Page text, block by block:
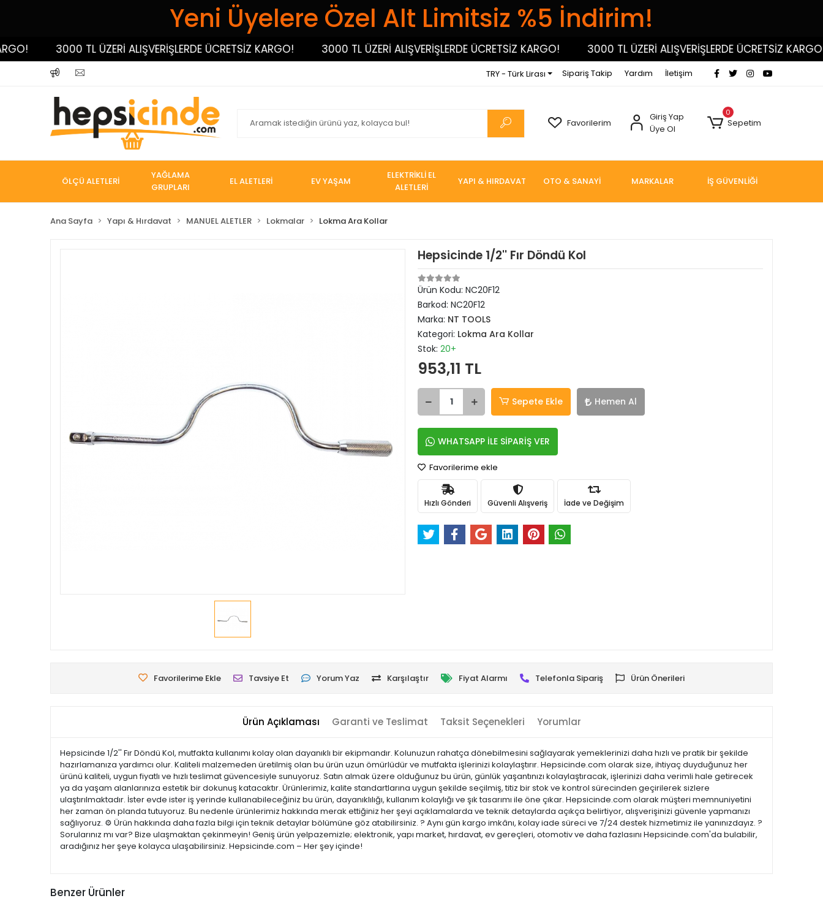
Yeni Üyelere Özel Alt Limitsiz %5 İndirim!
3000 TL ÜZERİ ALIŞVERİŞLERDE ÜCRETSİZ KARGO! 3000 TL ÜZERİ ALIŞVERİŞLERDE ÜCRETSİZ KARGO! 3000 TL ÜZERİ ALIŞVERİŞLERDE ÜCRETSİZ KARGO!
TRY - Türk Lirası Sipariş Takip Yardım İletişim
Favorilerim
Giriş Yap
Üye Ol
0
Sepetim
ÖLÇÜ ALETLERİ
YAĞLAMA
GRUPLARI
EL ALETLERİ EV YAŞAM
ELEKTRİKLİ EL
ALETLERİ
YAPI & HIRDAVAT OTO & SANAYİ MARKALAR İŞ GÜVENLİĞİ
Ana Sayfa Yapı & Hırdavat MANUEL ALETLER Lokmalar Lokma Ara Kollar
Hepsicinde 1/2'' Fır Döndü Kol
Ürün Kodu: NC20F12
Barkod: NC20F12
Marka: NT TOOLS
Kategori: Lokma Ara Kollar
Stok: 20+
953,11 TL
Sepete Ekle Hemen Al
WHATSAPP İLE SİPARİŞ VER
Favorilerime ekle
Hızlı Gönderi Güvenli Alışveriş İade ve Değişim
Favorilerime Ekle Tavsiye Et Yorum Yaz Karşılaştır Fiyat Alarmı Telefonla Sipariş Ürün Önerileri
Ürün Açıklaması Garanti ve Teslimat Taksit Seçenekleri Yorumlar
Hepsicinde 1/2'' Fır Döndü Kol, mutfakta kullanımı kolay olan dayanıklı bir ekipmandır. Kolunuzun rahatça dönebilmesini sağlayarak yemeklerinizi daha hızlı ve pratik bir şekilde
hazırlamanıza yardımcı olur. Kaliteli malzemeden üretilmiş olan bu ürün uzun ömürlüdür ve mutfakta işlerinizi kolaylaştırır. Hepsicinde.com olarak size, ihtiyaç duyduğunuz her
ürünü kaliteli, uygun fiyatlı ve hızlı teslimat güvencesiyle sunuyoruz. Satın almak üzere olduğunuz bu ürün, günlük yaşantınızı kolaylaştıracak, işlerinizi daha verimli hale getirecek
ya da yaşam alanlarınıza estetik bir dokunuş katacaktır. Ürünlerimiz, kalite standartlarına uygun şekilde seçilmiş, titiz bir stok ve kontrol sürecinden geçirilerek sizlere
ulaştırılmaktadır. İster evde ister iş yerinde kullanabileceğiniz bu ürün, dayanıklılığı, kullanım kolaylığı ve şık tasarımı ile öne çıkar. Hepsicinde.com olarak müşteri memnuniyetini
her zaman ön planda tutuyoruz. Bu nedenle ürünlerimiz hakkında merak ettiğiniz her şeyi açıklamalarda ve teknik detaylarda açıkça belirtiyor, alışverişinizi güvenle yapmanızı
sağlıyoruz. ⚙️ Ürün hakkında daha fazla bilgi için teknik detaylar bölümüne göz atabilirsiniz. ? Aynı gün kargo imkânı, kolay iade süreci ve 7/24 destek hizmetimiz ile yanınızdayız. ?
Sorularınız mı var? Bize ulaşmaktan çekinmeyin! Geniş ürün yelpazemizle; elektronik, yapı market, hırdavat, ev gereçleri, otomotiv ve daha fazlasını Hepsicinde.com'da bulabilir,
aradığınız her şeye kolayca ulaşabilirsiniz. Hepsicinde.com – Her şey içinde!
Benzer Ürünler